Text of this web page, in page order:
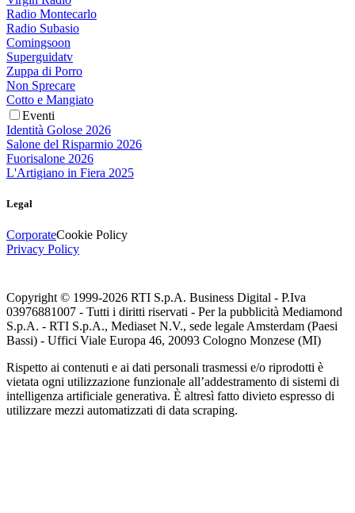
Radio Montecarlo
Radio Subasio
Comingsoon
Superguidatv
Zuppa di Porro
Non Sprecare
Cotto e Mangiato
Eventi
Identità Golose 2026
Salone del Risparmio 2026
Fuorisalone 2026
L'Artigiano in Fiera 2025
Legal
CorporateCookie Policy
Privacy Policy
Copyright © 1999-2026 RTI S.p.A. Business Digital - P.Iva
03976881007 - Tutti i diritti riservati - Per la pubblicità Mediamond
S.p.A. - RTI S.p.A., Mediaset N.V., sede legale Amsterdam (Paesi
Bassi) - Uffici Viale Europa 46, 20093 Cologno Monzese (MI)
Rispetto ai contenuti e ai dati personali trasmessi e/o riprodotti è
vietata ogni utilizzazione funzionale all’addestramento di sistemi di
intelligenza artificiale generativa. È altresì fatto divieto espresso di
utilizzare mezzi automatizzati di data scraping.